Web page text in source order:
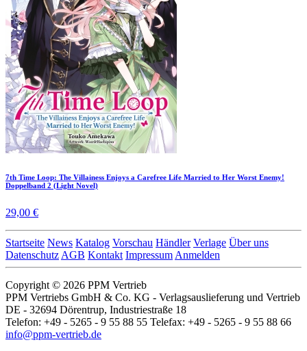
7th Time Loop: The Villainess Enjoys a Carefree Life Married to Her Worst Enemy!
Doppelband 2 (Light Novel)
29,00 €
Startseite News Katalog Vorschau Händler Verlage Über uns
Datenschutz AGB Kontakt Impressum Anmelden
Copyright © 2026 PPM Vertrieb
PPM Vertriebs GmbH & Co. KG - Verlagsauslieferung und Vertrieb
DE - 32694 Dörentrup, Industriestraße 18
Telefon: +49 - 5265 - 9 55 88 55 Telefax: +49 - 5265 - 9 55 88 66
info@ppm-vertrieb.de